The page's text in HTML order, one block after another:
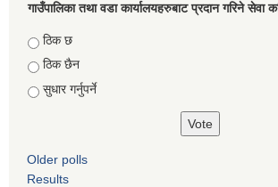
गाउँपालिका तथा वडा कार्यालयहरुबाट प्रदान गरिने सेवा
Choices
ठिक छ
ठिक छैन
सुधार गर्नुपर्ने
Older polls
Results